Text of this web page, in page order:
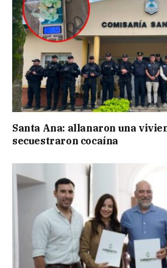
Santa Ana: allanaron una
secuestraron cocaína